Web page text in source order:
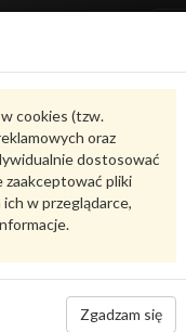
cookies (tzw.
oraz
dostosować
zaakceptować pliki
ich w przeglądarce,
Zgadzam się
Dostępność
Wrocław 0